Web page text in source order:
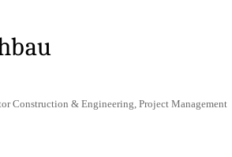
Construction & Engineering, Project Management